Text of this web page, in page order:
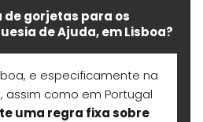
de gorjetas para os
de Ajuda, em Lisboa?
e especificamente na
assim como em Portugal
uma regra fixa sobre